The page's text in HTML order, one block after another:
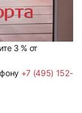
3 % от
+7 (495) 152-